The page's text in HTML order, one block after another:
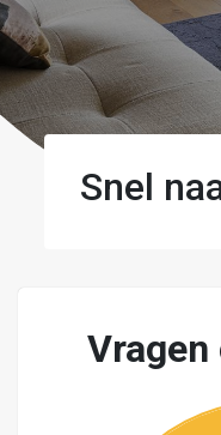
Snel